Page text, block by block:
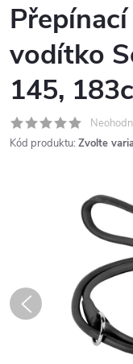
vodítko
145,
Kód produktu: Zvolte